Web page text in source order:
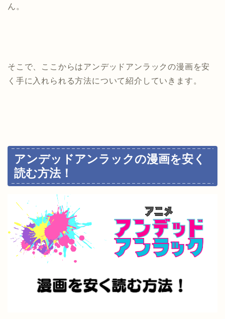
ん。
そこで、ここからはアンデッドアンラックの漫画を安
く手に入れられる方法について紹介していきます。
アンデッドアンラックの漫画を安く
読む方法！